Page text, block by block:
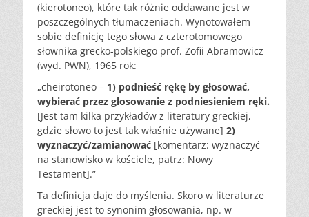
(kierotoneo), które tak różnie oddawane jest w
poszczególnych tłumaczeniach. Wynotowałem
sobie definicję tego słowa z czterotomowego
słownika grecko-polskiego prof. Zofii Abramowicz
(wyd. PWN), 1965 rok:
„cheirotoneo – 1) podnieść rękę by głosować,
wybierać przez głosowanie z podniesieniem ręki.
[Jest tam kilka przykładów z literatury greckiej,
gdzie słowo to jest tak właśnie używane] 2)
wyznaczyć/zamianować [komentarz: wyznaczyć
na stanowisko w kościele, patrz: Nowy
Testament].”
Ta definicja daje do myślenia. Skoro w literaturze
greckiej jest to synonim głosowania, np. w